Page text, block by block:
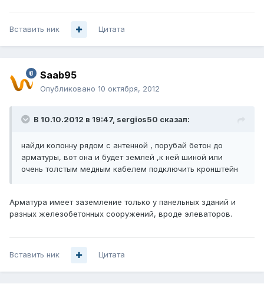
Вставить ник Цитата
Saab95
Опубликовано 10 октября, 2012
В 10.10.2012 в 19:47, sergios50 сказал:
найди колонну рядом с антенной , порубай бетон до
арматуры, вот она и будет землей ,к ней шиной или
очень толстым медным кабелем подключить кронштейн
Арматура имеет заземление только у панельных зданий и
разных железобетонных сооружений, вроде элеваторов.
Вставить ник Цитата